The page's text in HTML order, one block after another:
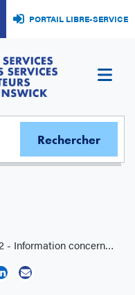
PORTAIL LIBRE-SERVICE
les mesures financières non conformes aux PCGR et d'autres mesures financières